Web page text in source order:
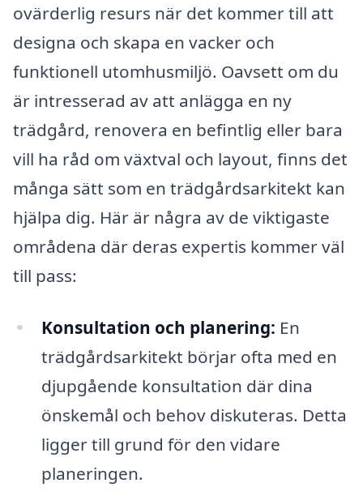
ovärderlig resurs när det kommer till att
designa och skapa en vacker och
funktionell utomhusmiljö. Oavsett om du
är intresserad av att anlägga en ny
trädgård, renovera en befintlig eller bara
vill ha råd om växtval och layout, finns det
många sätt som en trädgårdsarkitekt kan
hjälpa dig. Här är några av de viktigaste
områdena där deras expertis kommer väl
till pass:
Konsultation och planering: En
trädgårdsarkitekt börjar ofta med en
djupgående konsultation där dina
önskemål och behov diskuteras. Detta
ligger till grund för den vidare
planeringen.